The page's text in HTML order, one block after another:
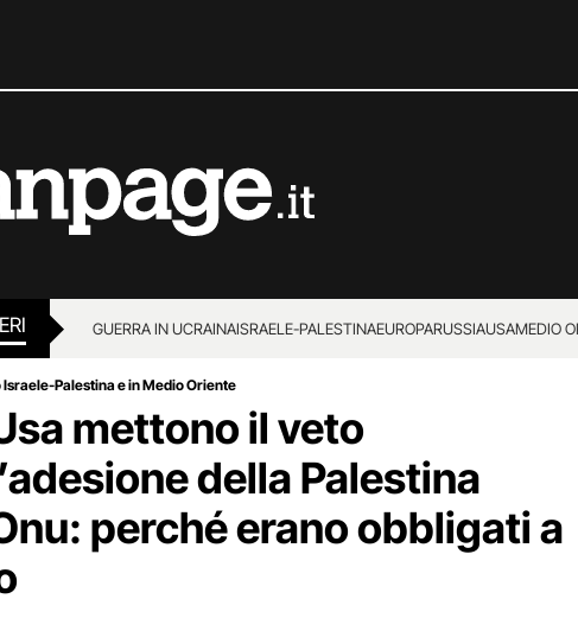
GUERRA IN UCRAINAISRAELE-PALESTINAEUROPARUSSIAUSAMEDIO
Palestina e in Medio Oriente
mettono il veto
della Palestina
perché erano obbligati a